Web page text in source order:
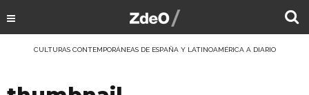
CULTURAS CONTEMPORÁNEAS DE ESPAÑA Y LATINOAMÉRICA A DIARIO